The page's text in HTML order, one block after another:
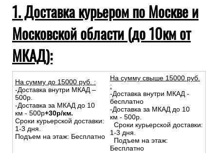
1. Доставка курьером по Москве и
Московской области (до 10км от
МКАД):
На сумму до 15000 руб. :
-Доставка внутри МКАД –
500р.
-Доставка за МКАД до 10
км - 500р+30р/км.
Сроки курьерской доставки:
1-3 дня.
Подъем на этаж: Бесплатно
На сумму свыше 15000 руб.
:
-Доставка внутри МКАД -
бесплатно
-Доставка за МКАД до 10
км - 500р.
Сроки курьерской доставки:
1-3 дня.
Подъем на этаж:
Бесплатно